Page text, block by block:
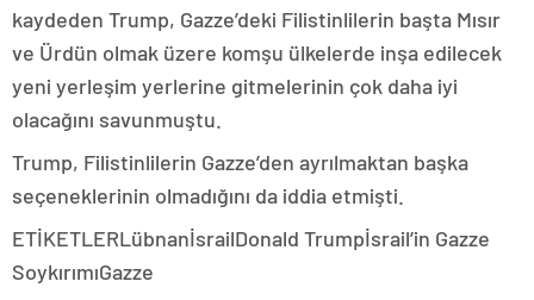
kaydeden Trump, Gazze’deki Filistinlilerin başta Mısır
ve Ürdün olmak üzere komşu ülkelerde inşa edilecek
yeni yerleşim yerlerine gitmelerinin çok daha iyi
olacağını savunmuştu.
Trump, Filistinlilerin Gazze’den ayrılmaktan başka
seçeneklerinin olmadığını da iddia etmişti.
ETİKETLERLübnanİsrailDonald Trumpİsrail’in Gazze
SoykırımıGazze